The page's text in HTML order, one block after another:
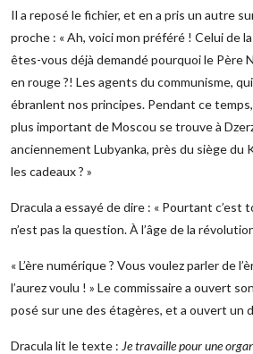
Il a reposé le fichier, et en a pris un autre
proche : « Ah, voici mon préféré ! Celui de
êtes-vous déjà demandé pourquoi le Père
en rouge ?! Les agents du communisme,
ébranlent nos principes. Pendant ce
plus important de Moscou se trouve à
anciennement Lubyanka, près du siège
les cadeaux ? »
Dracula a essayé de dire : « Pourtant c’est
n’est pas la question. À l’âge de la
« L’ère numérique ? Vous voulez parler de
l’aurez voulu ! » Le commissaire a ouvert
posé sur une des étagères, et a ouvert un
Dracula lit le texte : Je travaille pour une